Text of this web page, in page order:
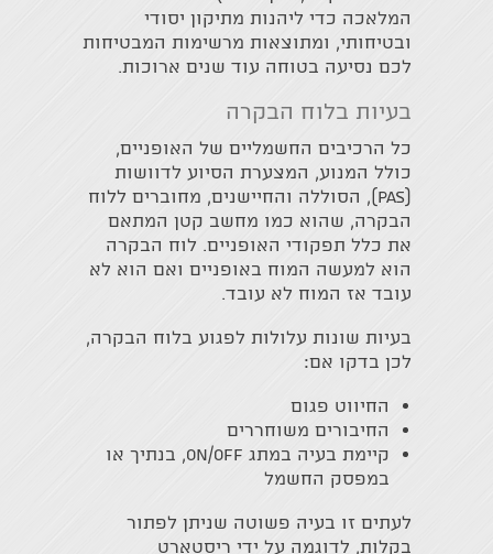
המלאכה כדי ליהנות מתיקון יסודי
ובטיחותי, ומתוצאות מרשימות המבטיחות
לכם נסיעה בטוחה עוד שנים ארוכות.
בעיות בלוח הבקרה
כל הרכיבים החשמליים של האופניים,
כולל המנוע, המצערת הסיוע לדוושות
(PAS), הסוללה והחיישנים, מחוברים ללוח
הבקרה, שהוא כמו מחשב קטן המתאם
את כלל תפקודי האופניים. לוח הבקרה
הוא למעשה המוח באופניים ואם הוא לא
עובד אז המוח לא עובד.
בעיות שונות עלולות לפגוע בלוח הבקרה,
לכן בדקו אם:
החיווט פגום
החיבורים משוחררים
קיימת בעיה במתג on/off, בנתיך או
במפסק החשמל
לעתים זו בעיה פשוטה שניתן לפתור
בקלות, לדוגמה על ידי ריסטארט